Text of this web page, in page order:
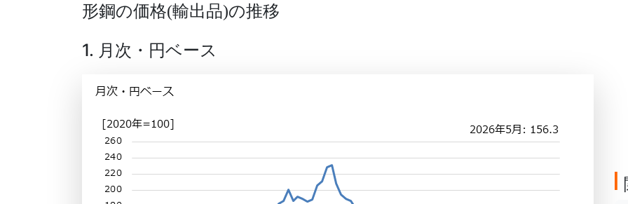
形鋼の価格(輸出品)の推移
1. 月次・円ベース